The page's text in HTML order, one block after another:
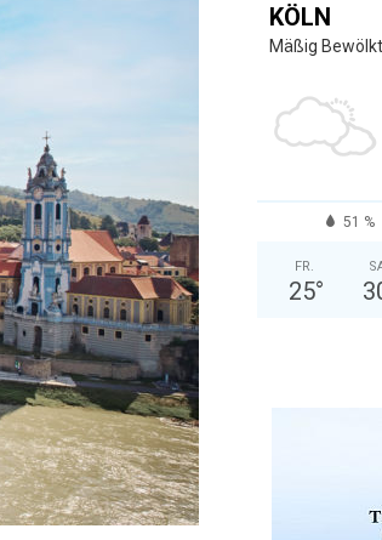
Reiseempfehlungen.
KÖLN
Mäßig Bewölkt
51 %
FR.
25°